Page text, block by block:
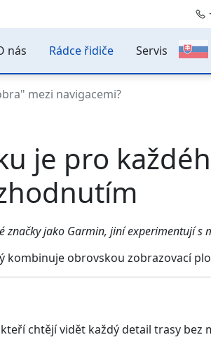
nás Rádce řidiče Servis
mezi navigacemi?
je pro
jako Garmin, jiní experimentují s
obrovskou zobrazovací
chtějí vidět každý detail trasy bez